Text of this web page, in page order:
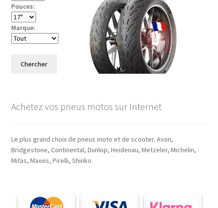
Pouces:
Marque:
Chercher
Achetez vos pneus motos sur Internet
Le plus grand choix de pneus moto et de scooter. Avon,
Bridgestone, Continental, Dunlop, Heidenau, Metzeler, Michelin,
Mitas, Maxxis, Pirelli, Shinko.